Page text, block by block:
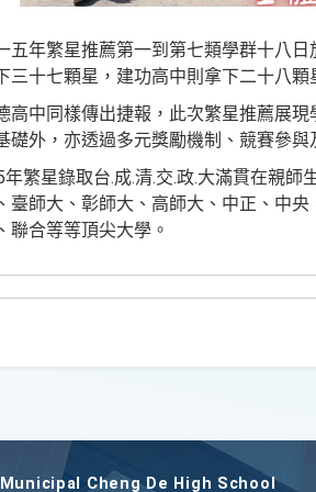
五年繁星推薦第一到第七類學群十八
三十七顆星，建功高中則拿下二十八
高中同樣傳出捷報，此次繁星推薦展
礎外，亦透過多元獎勵機制、競賽參
年繁星錄取台.成.清.交.政.大滿貫在親師
臺師大、彰師大、高師大、中正、中
聯合等等頂尖大學。
Municipal Cheng De High School